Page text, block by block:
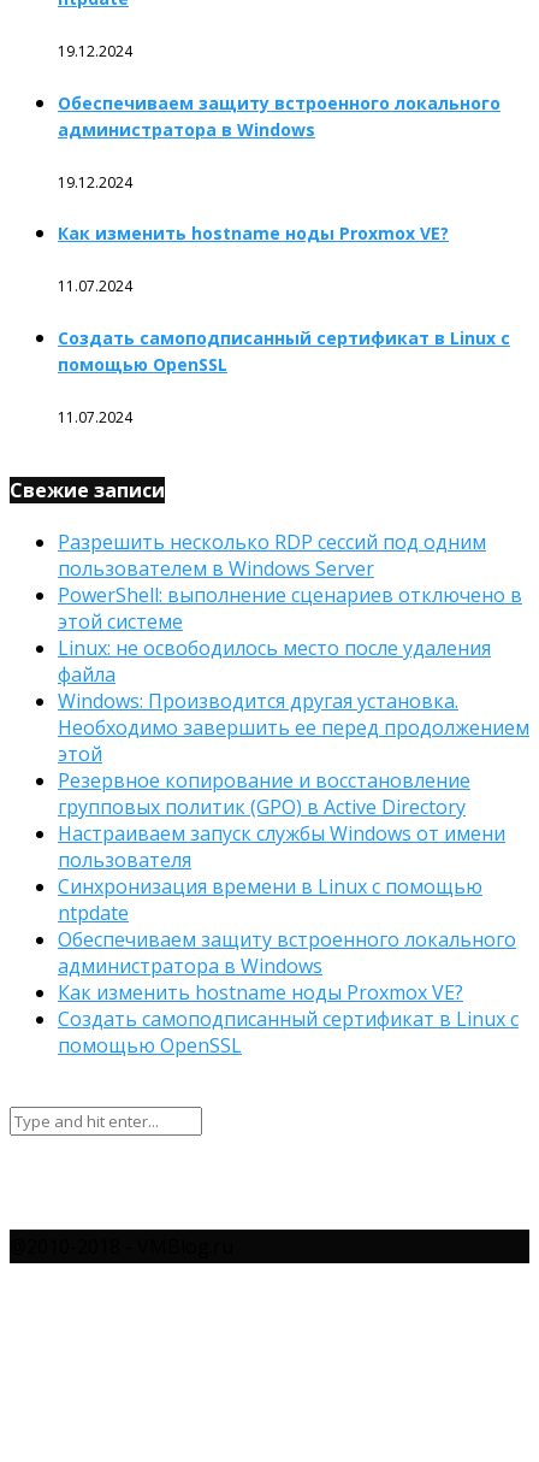
19.12.2024
Обеспечиваем защиту встроенного локального
администратора в Windows
19.12.2024
Как изменить hostname ноды Proxmox VE?
11.07.2024
Создать самоподписанный сертификат в Linux с
помощью OpenSSL
11.07.2024
Свежие записи
Разрешить несколько RDP сессий под одним
пользователем в Windows Server
PowerShell: выполнение сценариев отключено в
этой системе
Linux: не освободилось место после удаления
файла
Windows: Производится другая установка.
Необходимо завершить ее перед продолжением
этой
Резервное копирование и восстановление
групповых политик (GPO) в Active Directory
Настраиваем запуск службы Windows от имени
пользователя
Синхронизация времени в Linux с помощью
ntpdate
Обеспечиваем защиту встроенного локального
администратора в Windows
Как изменить hostname ноды Proxmox VE?
Создать самоподписанный сертификат в Linux с
помощью OpenSSL